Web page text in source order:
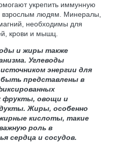
укрепить иммунную
взрослым людям. Минералы,
необходимы для
крови и мышц.
и жиры также
Углеводы
энергии для
представлены в
фрукты, овощи и
Жиры, особенно
кислоты, такие
роль в
сердца и сосудов.